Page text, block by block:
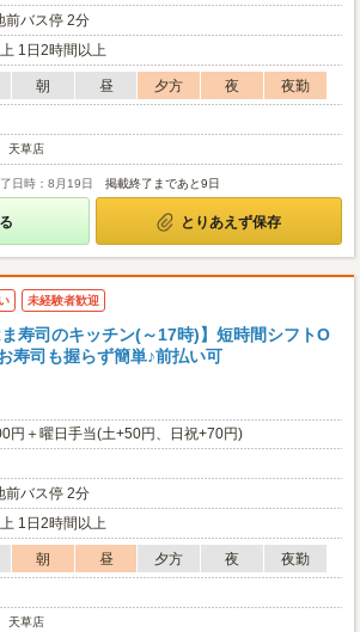
前バス停 2分
1日2時間以上
朝 昼 夕方 夜
夜勤
天草店
日時：8月19日 掲載終了まであと9日
とりあえず保存
未経験者歓迎
ま寿司のキッチン(～17時)】短時間シフトO
寿司も握らず簡単♪前払い可
円＋曜日手当(土+50円、日祝+70円)
前バス停 2分
1日2時間以上
朝 昼 夕方 夜
夜勤
天草店